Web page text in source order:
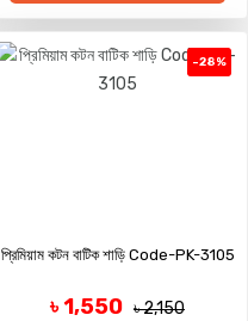
-28%
প্রিমিয়াম কটন বাটিক শাড়ি Code-PK-3105
৳ 1,550 ৳ 2,150